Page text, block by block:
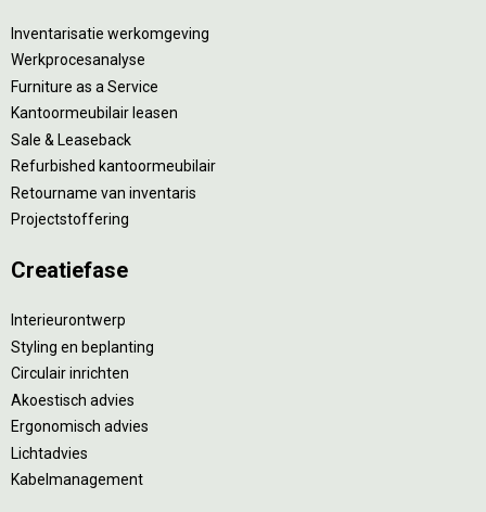
Inventarisatie werkomgeving
Werkprocesanalyse
Furniture as a Service
Kantoormeubilair leasen
Sale & Leaseback
Refurbished kantoormeubilair
Retourname van inventaris
Projectstoffering
Creatiefase
Interieurontwerp
Styling en beplanting
Circulair inrichten
Akoestisch advies
Ergonomisch advies
Lichtadvies
Kabelmanagement